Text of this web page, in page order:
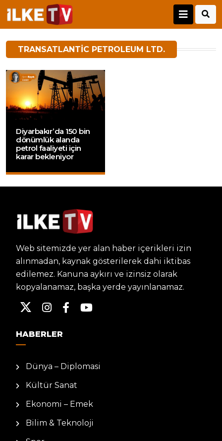
TRANSATLANTIC PETROLEUM LTD.
Diyarbakır’da 150 bin
dönümlük alanda
petrol faaliyeti için
karar bekleniyor
Web sitemizde yer alan haber içerikleri izin
alınmadan, kaynak gösterilerek dahi iktibas
edilemez. Kanuna aykırı ve izinsiz olarak
kopyalanamaz, başka yerde yayınlanamaz.
HABERLER
Dünya – Diplomasi
Kültür Sanat
Ekonomi – Emek
Bilim & Teknoloji